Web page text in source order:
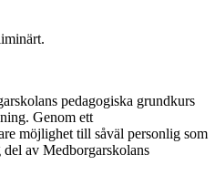
pedagogiska grundkurs
Genom ett
möjlighet till såväl personlig som
av Medborgarskolans